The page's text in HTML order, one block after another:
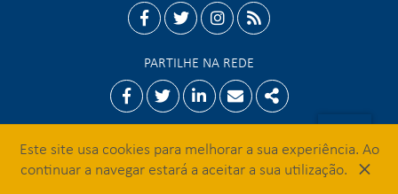
facebooktwitterinstagram
rss
PARTILHE NA REDE
FacebookTwitterLinkedinEmailShare
© 2026 Santuário de Fátima
Este site usa cookies para melhorar a sua experiência. Ao
continuar a navegar estará a aceitar a sua utilização. ×